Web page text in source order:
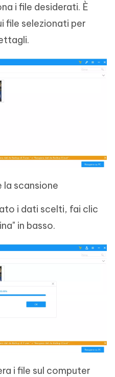
i file desiderati. È
file selezionati per
la scansione
i dati scelti, fai clic
in basso.
i file sul computer